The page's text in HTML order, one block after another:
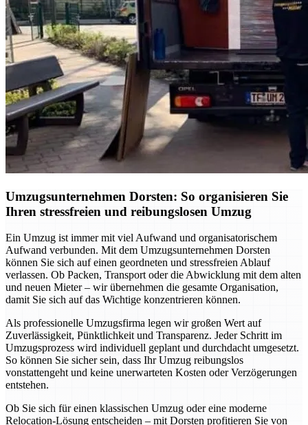
Umzugsunternehmen Dorsten: So organisieren Sie
Ihren stressfreien und reibungslosen Umzug
Ein Umzug ist immer mit viel Aufwand und organisatorischem
Aufwand verbunden. Mit dem Umzugsunternehmen Dorsten
können Sie sich auf einen geordneten und stressfreien Ablauf
verlassen. Ob Packen, Transport oder die Abwicklung mit dem alten
und neuen Mieter – wir übernehmen die gesamte Organisation,
damit Sie sich auf das Wichtige konzentrieren können.
Als professionelle Umzugsfirma legen wir großen Wert auf
Zuverlässigkeit, Pünktlichkeit und Transparenz. Jeder Schritt im
Umzugsprozess wird individuell geplant und durchdacht umgesetzt.
So können Sie sicher sein, dass Ihr Umzug reibungslos
vonstattengeht und keine unerwarteten Kosten oder Verzögerungen
entstehen.
Ob Sie sich für einen klassischen Umzug oder eine moderne
Relocation-Lösung entscheiden – mit Dorsten profitieren Sie von